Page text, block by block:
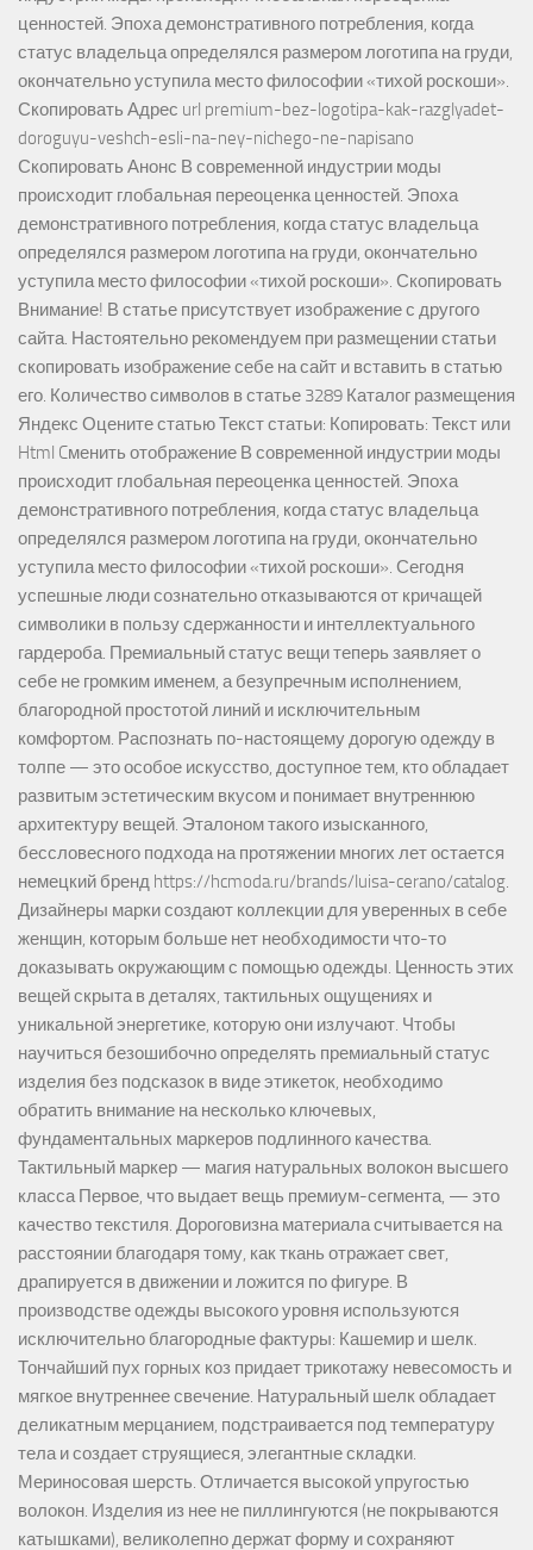
ценностей. Эпоха демонстративного потребления, когда
статус владельца определялся размером логотипа на груди,
окончательно уступила место философии «тихой роскоши».
Скопировать Адрес url premium-bez-logotipa-kak-razglyadet-
doroguyu-veshch-esli-na-ney-nichego-ne-napisano
Скопировать Анонс В современной индустрии моды
происходит глобальная переоценка ценностей. Эпоха
демонстративного потребления, когда статус владельца
определялся размером логотипа на груди, окончательно
уступила место философии «тихой роскоши». Скопировать
Внимание! В статье присутствует изображение с другого
сайта. Настоятельно рекомендуем при размещении статьи
скопировать изображение себе на сайт и вставить в статью
его. Количество символов в статье 3289 Каталог размещения
Яндекс Оцените статью Текст статьи: Копировать: Текст или
Html Cменить отображение В современной индустрии моды
происходит глобальная переоценка ценностей. Эпоха
демонстративного потребления, когда статус владельца
определялся размером логотипа на груди, окончательно
уступила место философии «тихой роскоши». Сегодня
успешные люди сознательно отказываются от кричащей
символики в пользу сдержанности и интеллектуального
гардероба. Премиальный статус вещи теперь заявляет о
себе не громким именем, а безупречным исполнением,
благородной простотой линий и исключительным
комфортом. Распознать по-настоящему дорогую одежду в
толпе — это особое искусство, доступное тем, кто обладает
развитым эстетическим вкусом и понимает внутреннюю
архитектуру вещей. Эталоном такого изысканного,
бессловесного подхода на протяжении многих лет остается
немецкий бренд https://hcmoda.ru/brands/luisa-cerano/catalog.
Дизайнеры марки создают коллекции для уверенных в себе
женщин, которым больше нет необходимости что-то
доказывать окружающим с помощью одежды. Ценность этих
вещей скрыта в деталях, тактильных ощущениях и
уникальной энергетике, которую они излучают. Чтобы
научиться безошибочно определять премиальный статус
изделия без подсказок в виде этикеток, необходимо
обратить внимание на несколько ключевых,
фундаментальных маркеров подлинного качества.
Тактильный маркер — магия натуральных волокон высшего
класса Первое, что выдает вещь премиум-сегмента, — это
качество текстиля. Дороговизна материала считывается на
расстоянии благодаря тому, как ткань отражает свет,
драпируется в движении и ложится по фигуре. В
производстве одежды высокого уровня используются
исключительно благородные фактуры: Кашемир и шелк.
Тончайший пух горных коз придает трикотажу невесомость и
мягкое внутреннее свечение. Натуральный шелк обладает
деликатным мерцанием, подстраивается под температуру
тела и создает струящиеся, элегантные складки.
Мериносовая шерсть. Отличается высокой упругостью
волокон. Изделия из нее не пиллингуются (не покрываются
катышками), великолепно держат форму и сохраняют